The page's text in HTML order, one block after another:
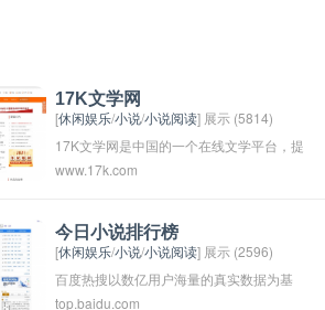
17K文学网
[休闲娱乐/小说/小说阅读] 展示 (5814)
17K文学网是中国的一个在线文学平台，提
供各种类型的小说、散文、诗歌等作品供
读作品，也可以通过付费会员服务享受更
多的阅读特权。该平台汇集了大量优秀作
者和作品，深受读者喜爱。
www.17k.com
今日小说排行榜
[休闲娱乐/小说/小说阅读] 展示 (2596)
百度热搜以数亿用户海量的真实数据为基
础，通过专业的数据挖掘方法，计算关键
top.baidu.com